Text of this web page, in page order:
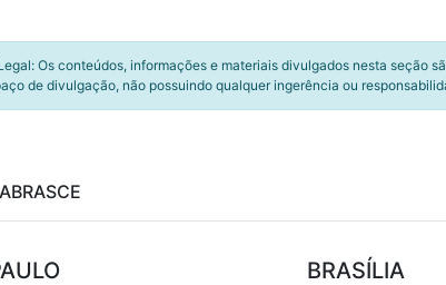
Os conteúdos, informações e materiais divulgados nesta seção
de divulgação, não possuindo qualquer ingerência ou
BRASÍLIA